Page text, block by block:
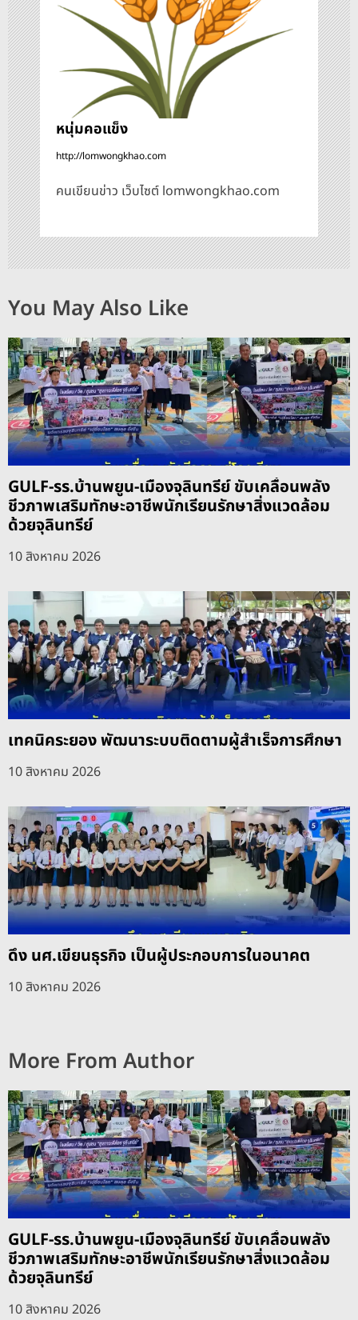
ง
หนุ่มคอแข็ง
http://lomwongkhao.com
คนเขียนข่าว เว็บไซต์ lomwongkhao.com
You May Also Like
GULF-รร.บ้านพยูน-เมืองจุลินทรีย์ ขับเคลื่อนพลัง
ชีวภาพเสริมทักษะอาชีพนักเรียนรักษาสิ่งแวดล้อม
ด้วยจุลินทรีย์
10 สิงหาคม 2026
เทคนิคระยอง พัฒนาระบบติดตามผู้สำเร็จการศึกษา
10 สิงหาคม 2026
ดึง นศ.เขียนธุรกิจ เป็นผู้ประกอบการในอนาคต
10 สิงหาคม 2026
More From Author
GULF-รร.บ้านพยูน-เมืองจุลินทรีย์ ขับเคลื่อนพลัง
ชีวภาพเสริมทักษะอาชีพนักเรียนรักษาสิ่งแวดล้อม
ด้วยจุลินทรีย์
10 สิงหาคม 2026